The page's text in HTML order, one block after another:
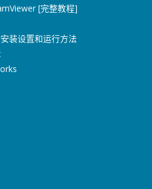
[完整教程]
装设置和运行方法